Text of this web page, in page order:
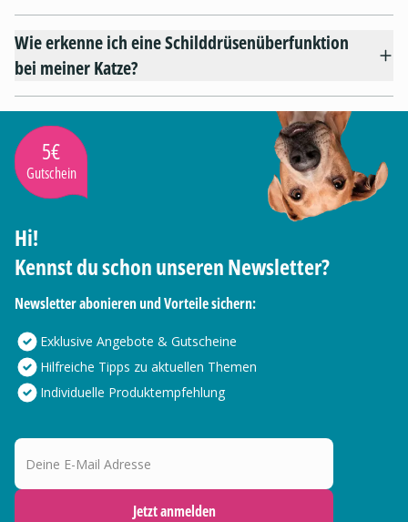
Wie erkenne ich eine Schilddrüsenüberfunktion
bei meiner Katze?
5€
Gutschein
Hi!
Kennst du schon unseren Newsletter?
Newsletter abonieren und Vorteile sichern:
Exklusive Angebote & Gutscheine
Hilfreiche Tipps zu aktuellen Themen
Individuelle Produktempfehlung
Deine E-Mail Adresse
Jetzt anmelden